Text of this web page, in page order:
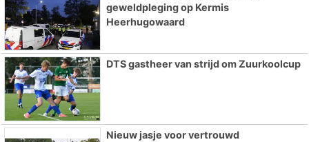
geweldpleging op Kermis
Heerhugowaard
DTS gastheer van strijd om Zuurkoolcup
Nieuw jasje voor vertrouwd